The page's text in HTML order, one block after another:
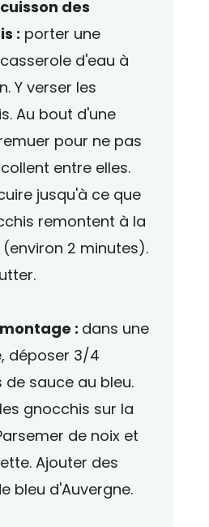
des
: porter une
d'eau à
Y verser les
Au bout d'une
pour ne pas
entre elles.
jusqu'à ce que
remontent à la
2 minutes).
: dans une
déposer 3/4
de sauce au bleu.
gnocchis sur la
de noix et
Ajouter des
bleu d'Auvergne.